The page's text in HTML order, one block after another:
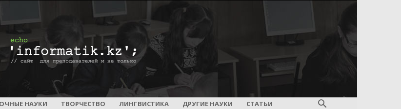
ПОУРОЧНОЕ
НАУКИ ТВОРЧЕСТВО ЛИНГВИСТИКА ДРУГИЕ НАУКИ СТАТЬИ